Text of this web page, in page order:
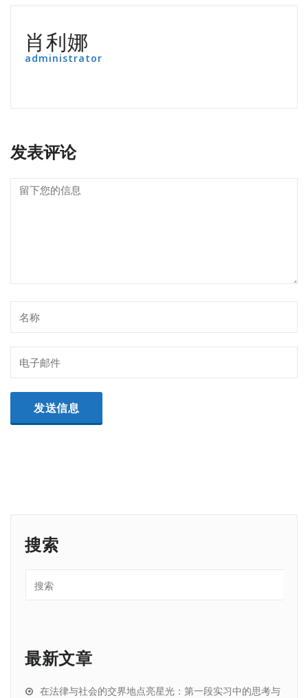
肖利娜
administrator
发表评论
搜索
最新文章
在法律与社会的交界地点亮星光：第一段实习中的思考与